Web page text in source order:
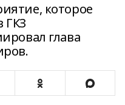
которое
ГКЗ
глава